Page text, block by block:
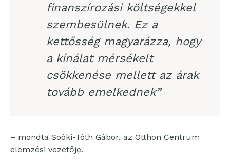
finanszírozási költségekkel
szembesülnek. Ez a
kettősség magyarázza, hogy
a kínálat mérsékelt
csökkenése mellett az árak
tovább emelkednek”
– mondta Soóki-Tóth Gábor, az Otthon Centrum
elemzési vezetője.